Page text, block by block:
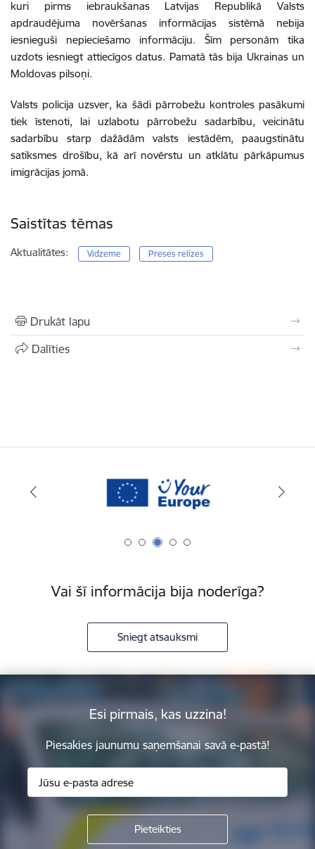
kuri pirms iebraukšanas Latvijas Republikā Valsts
apdraudējuma novēršanas informācijas sistēmā nebija
iesnieguši nepieciešamo informāciju. Šīm personām tika
uzdots iesniegt attiecīgos datus. Pamatā tās bija Ukrainas un
Moldovas pilsoņi.
Valsts policija uzsver, ka šādi pārrobežu kontroles pasākumi
tiek īstenoti, lai uzlabotu pārrobežu sadarbību, veicinātu
sadarbību starp dažādām valsts iestādēm, paaugstinātu
satiksmes drošību, kā arī novērstu un atklātu pārkāpumus
imigrācijas jomā.
Saistītas tēmas
Aktualitātes: Vidzeme Preses relīzes
Drukāt lapu
Dalīties
Vai šī informācija bija noderīga?
Sniegt atsauksmi
Esi pirmais, kas uzzina!
Piesakies jaunumu saņemšanai savā e-pastā!